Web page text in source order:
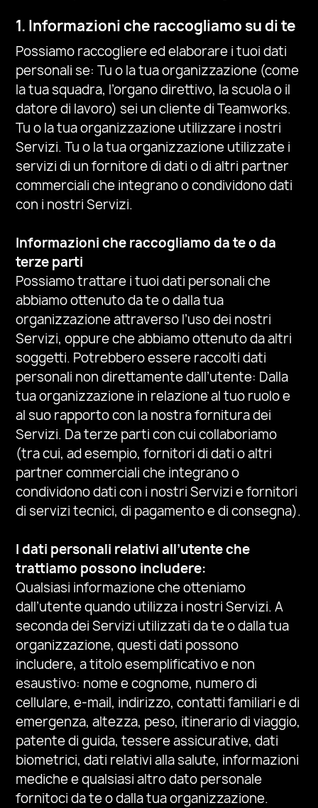
1. Informazioni che raccogliamo su di te
Possiamo raccogliere ed elaborare i tuoi dati
personali se: Tu o la tua organizzazione (come
la tua squadra, l’organo direttivo, la scuola o il
datore di lavoro) sei un cliente di Teamworks.
Tu o la tua organizzazione utilizzare i nostri
Servizi. Tu o la tua organizzazione utilizzate i
servizi di un fornitore di dati o di altri partner
commerciali che integrano o condividono dati
con i nostri Servizi.
Informazioni che raccogliamo da te o da
terze parti
Possiamo trattare i tuoi dati personali che
abbiamo ottenuto da te o dalla tua
organizzazione attraverso l’uso dei nostri
Servizi, oppure che abbiamo ottenuto da altri
soggetti. Potrebbero essere raccolti dati
personali non direttamente dall’utente: Dalla
tua organizzazione in relazione al tuo ruolo e
al suo rapporto con la nostra fornitura dei
Servizi. Da terze parti con cui collaboriamo
(tra cui, ad esempio, fornitori di dati o altri
partner commerciali che integrano o
condividono dati con i nostri Servizi e fornitori
di servizi tecnici, di pagamento e di consegna).
I dati personali relativi all’utente che
trattiamo possono includere:
Qualsiasi informazione che otteniamo
dall’utente quando utilizza i nostri Servizi. A
seconda dei Servizi utilizzati da te o dalla tua
organizzazione, questi dati possono
includere, a titolo esemplificativo e non
esaustivo: nome e cognome, numero di
cellulare, e-mail, indirizzo, contatti familiari e di
emergenza, altezza, peso, itinerario di viaggio,
patente di guida, tessere assicurative,dati
biometrici, dati relativi alla salute, informazioni
mediche e qualsiasi altro dato personale
fornitoci da te o dalla tua organizzazione.